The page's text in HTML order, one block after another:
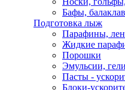
Бафы,
Подготовка лыж
Парафины,
Жидкие
Порошки
Эмульсии, гели
Пасты -
Блоки-